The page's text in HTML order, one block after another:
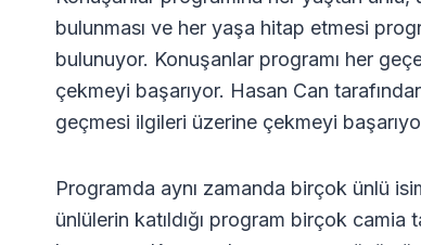
bulunması ve her yaşa hitap etmesi
bulunuyor. Konuşanlar programı her
çekmeyi başarıyor. Hasan Can
geçmesi ilgileri üzerine çekmeyi
Programda aynı zamanda birçok ünlü
ünlülerin katıldığı program birçok